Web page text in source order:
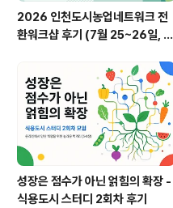
2026 인천도시농업네트워크 전
환워크샵 후기 (7월 25~26일, 철
성장은 점수가 아닌 얽힘의 확장 -
식용도시 스터디 2회차 후기